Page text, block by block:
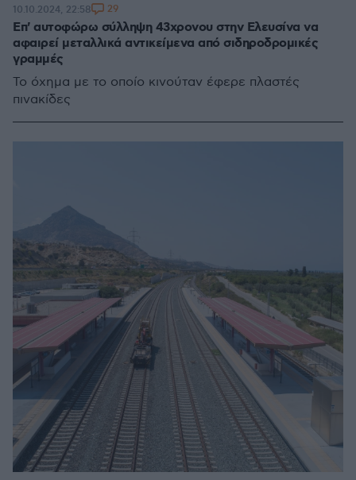
Επ' αυτοφώρω σύλληψη 43χρονου στην Ελευσίνα να
αφαιρεί μεταλλικά αντικείμενα από σιδηροδρομικές
γραμμές
Το όχημα με το οποίο κινούταν έφερε πλαστές
πινακίδες
10.10.2024, 22:58 29